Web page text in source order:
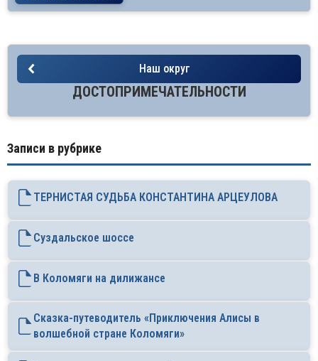
Наш округ
ДОСТОПРИМЕЧАТЕЛЬНОСТИ
Записи в рубрике
ТЕРНИСТАЯ СУДЬБА КОНСТАНТИНА АРЦЕУЛОВА
Суздальское шоссе
В Коломяги на дилижансе
Сказка-путеводитель «Приключения Алисы в
волшебной стране Коломяги»